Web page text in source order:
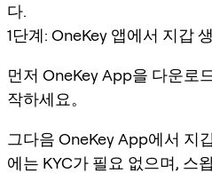
다.
1단계: OneKey 앱에서 지갑
먼저 OneKey App을 다운로
작하세요。
그다음 OneKey App에서 지
에는 KYC가 필요 없으며, 스